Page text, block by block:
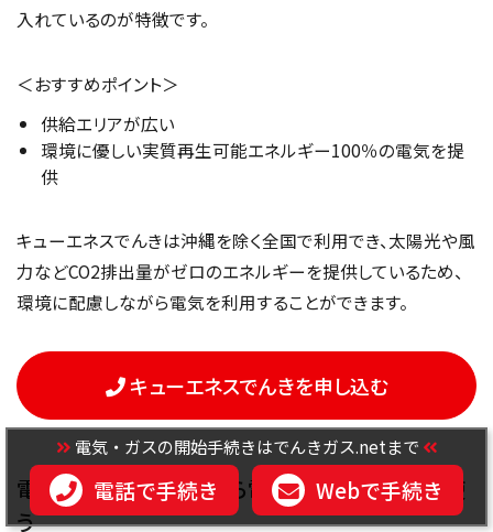
入れているのが特徴です。
＜おすすめポイント＞
供給エリアが広い
環境に優しい実質再生可能エネルギー100％の電気を提
供
キューエネスでんきは沖縄を除く全国で利用でき、太陽光や風
力などCO2排出量がゼロのエネルギーを提供しているため、
環境に配慮しながら電気を利用することができます。
キューエネスでんきを申し込む
電力会社選びに迷ったら電力会社相談窓口を使
う
電気・ガスの開始手続きはでんきガス.netまで
電話で手続き Webで手続き